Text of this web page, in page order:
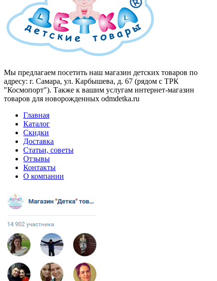
Мы предлагаем посетить наш магазин детских товаров по
адресу: г. Самара, ул. Карбышева, д. 67 (рядом с ТРК
"Космопорт"). Также к вашим услугам интернет-магазин
товаров для новорожденных odmdetka.ru
Главная
Каталог
Скидки
Доставка
Статьи, советы
Отзывы
Контакты
О компании